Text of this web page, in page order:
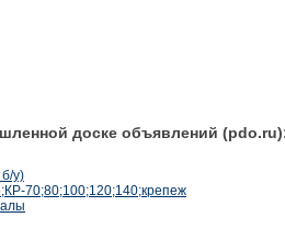
доске объявлений
у)
70;80;100;120;140;крепеж